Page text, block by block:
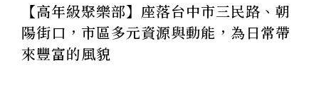
【高年級聚樂部】座落台中市三民路、朝
陽街口，市區多元資源與動能，為日常帶
來豐富的風貌